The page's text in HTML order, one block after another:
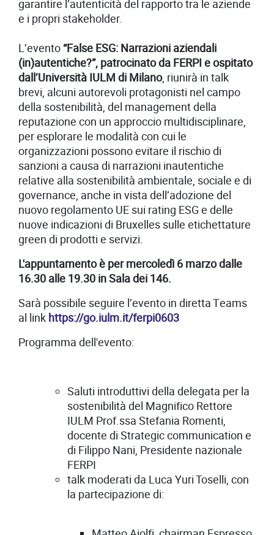
garantire l’autenticità del rapporto tra le aziende
e i propri stakeholder.
L’evento “False ESG: Narrazioni aziendali
(in)autentiche?”, patrocinato da FERPI e ospitato
dall’Università IULM di Milano, riunirà in talk
brevi, alcuni autorevoli protagonisti nel campo
della sostenibilità, del management della
reputazione con un approccio multidisciplinare,
per esplorare le modalità con cui le
organizzazioni possono evitare il rischio di
sanzioni a causa di narrazioni inautentiche
relative alla sostenibilità ambientale, sociale e di
governance, anche in vista dell’adozione del
nuovo regolamento UE sui rating ESG e delle
nuove indicazioni di Bruxelles sulle etichettature
green di prodotti e servizi.
L'appuntamento è per mercoledì 6 marzo dalle
16.30 alle 19.30 in Sala dei 146.
Sarà possibile seguire l’evento in diretta Teams
al link https://go.iulm.it/ferpi0603
Programma dell'evento:
Saluti introduttivi della delegata per la
sostenibilità del Magnifico Rettore
IULM Prof.ssa Stefania Romenti,
docente di Strategic communication e
di Filippo Nani, Presidente nazionale
FERPI
talk moderati da Luca Yuri Toselli, con
la partecipazione di: